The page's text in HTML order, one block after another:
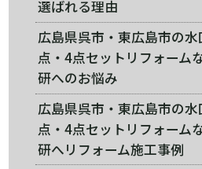
選ばれる理由
広島県呉市・東広島市の
点・4点セットリフォーム
研へのお悩み
広島県呉市・東広島市の
点・4点セットリフォーム
研へリフォーム施工事例